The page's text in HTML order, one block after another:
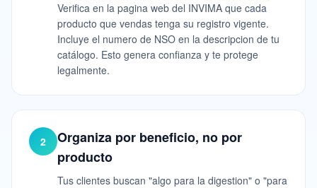
Verifica en la pagina web del INVIMA que cada
producto que vendas tenga su registro vigente.
Incluye el numero de NSO en la descripcion de tu
catálogo. Esto genera confianza y te protege
legalmente.
2
Organiza por beneficio, no por
producto
Tus clientes buscan "algo para la digestion" o "para